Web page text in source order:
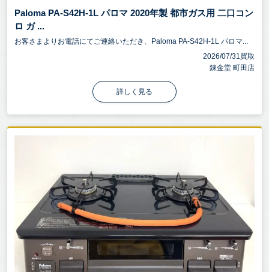
Paloma PA-S42H-1L パロマ 2020年製 都市ガス用 二口コン
ロ ガ ...
お客さまよりお電話にてご連絡いただき、Paloma PA-S42H-1L パロマ...
2026/07/31買取
錬金堂 町田店
詳しく見る